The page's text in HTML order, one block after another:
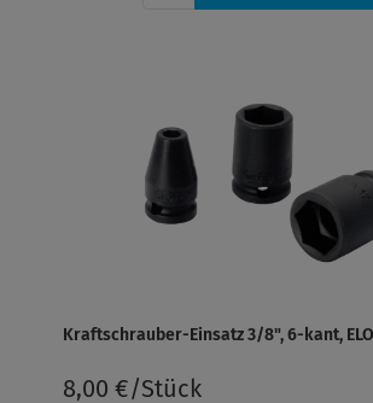
Kraftschrauber-Einsatz 3/8", 6-kant,
8,00 €/Stück